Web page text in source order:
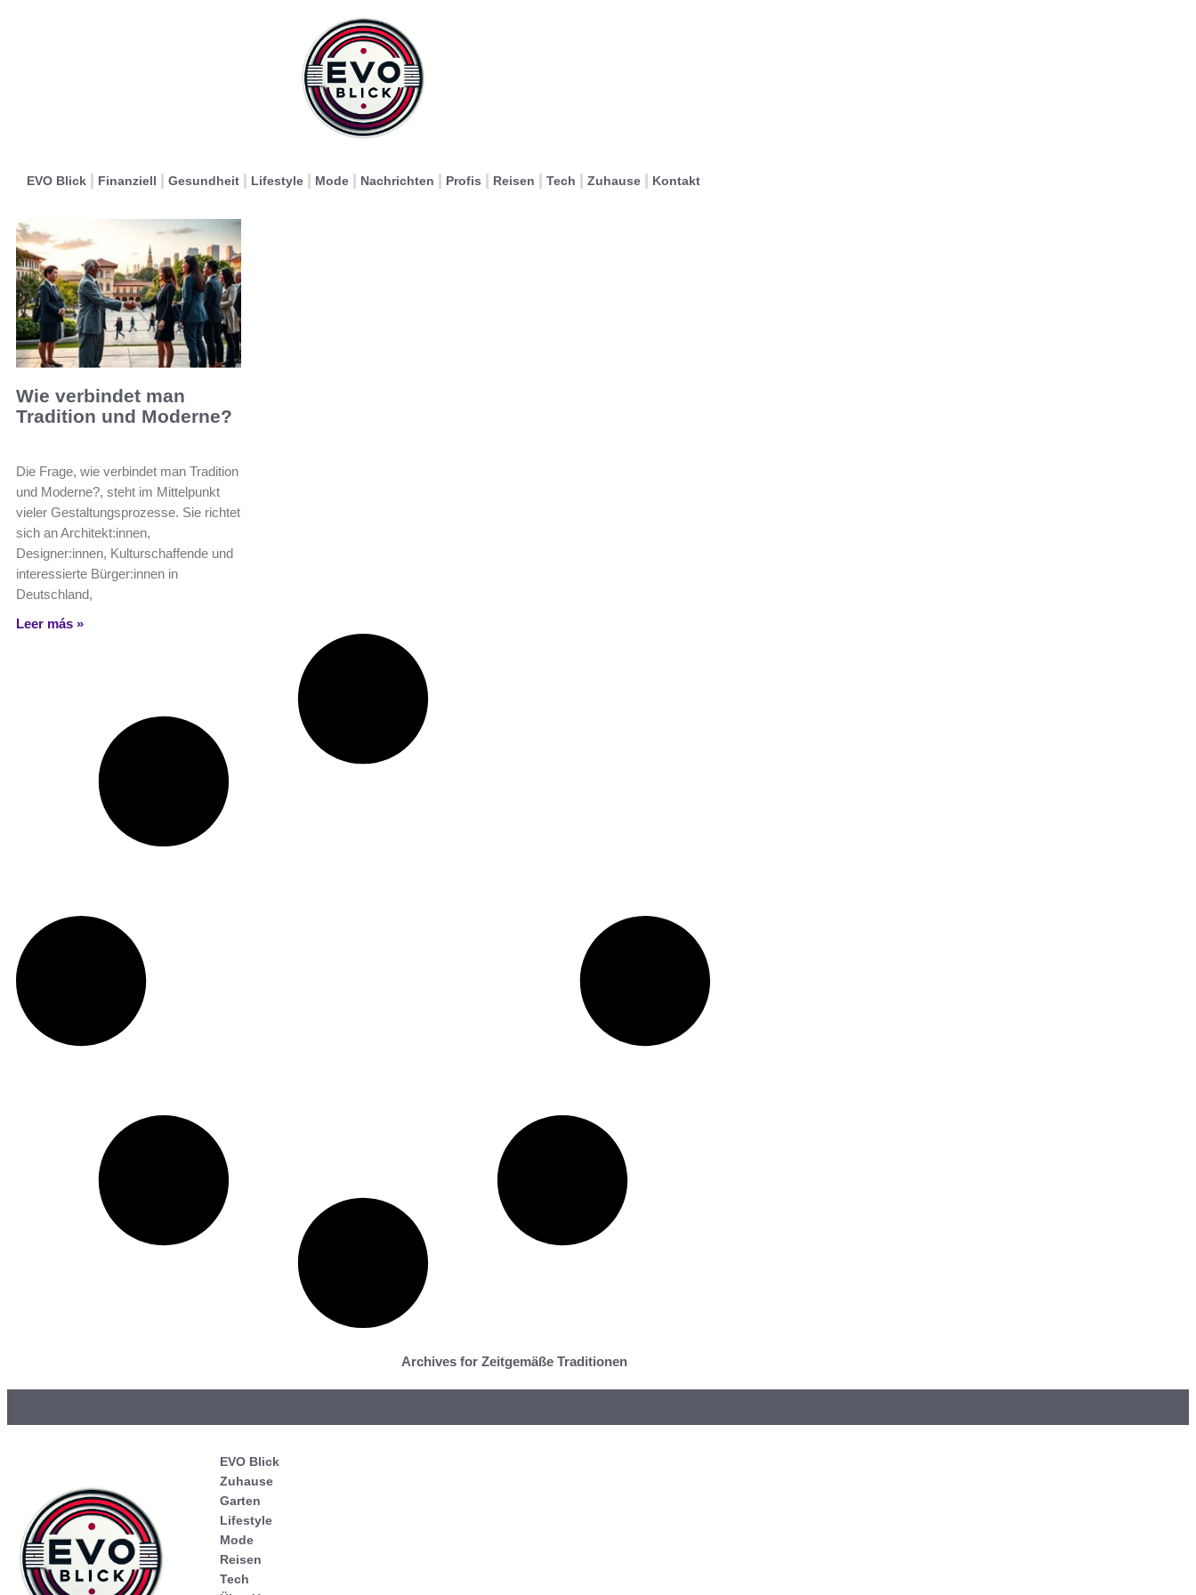
EVO Blick Finanziell Gesundheit Lifestyle Mode Nachrichten Profis Reisen Tech Zuhause Kontakt
Wie verbindet man
Tradition und Moderne?
Die Frage, wie verbindet man Tradition
und Moderne?, steht im Mittelpunkt
vieler Gestaltungsprozesse. Sie richtet
sich an Architekt:innen,
Designer:innen, Kulturschaffende und
interessierte Bürger:innen in
Deutschland,
Leer más »
Archives for Zeitgemäße Traditionen
EVO Blick
Zuhause
Garten
Lifestyle
Mode
Reisen
Tech